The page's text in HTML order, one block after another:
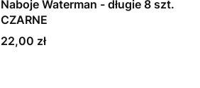
Naboje Waterman - długie 8 szt.
CZARNE
Cena
22,00 zł